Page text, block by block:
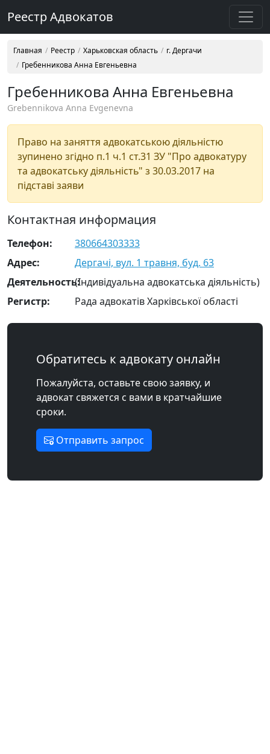
Реестр Адвокатов
Главная Реестр Харьковская область
г. Дергачи
Гребенникова Анна Евгеньевна
Гребенникова Анна Евгеньевна
Grebennikova Anna Evgenevna
Право на заняття адвокатською діяльністю
зупинено згідно п.1 ч.1 ст.31 ЗУ "Про адвокатуру
та адвокатську діяльність" з 30.03.2017 на
підставі заяви
Контактная информация
Телефон:
380664303333
Адрес:
Дергачі, вул. 1 травня, буд. 63
Деятельность:(Індивідуальна адвокатська діяльність)
Регистр:
Рада адвокатів Харківської області
Обратитесь к адвокату онлайн
Пожалуйста, оставьте свою заявку, и
адвокат свяжется с вами в кратчайшие
сроки.
Отправить запрос